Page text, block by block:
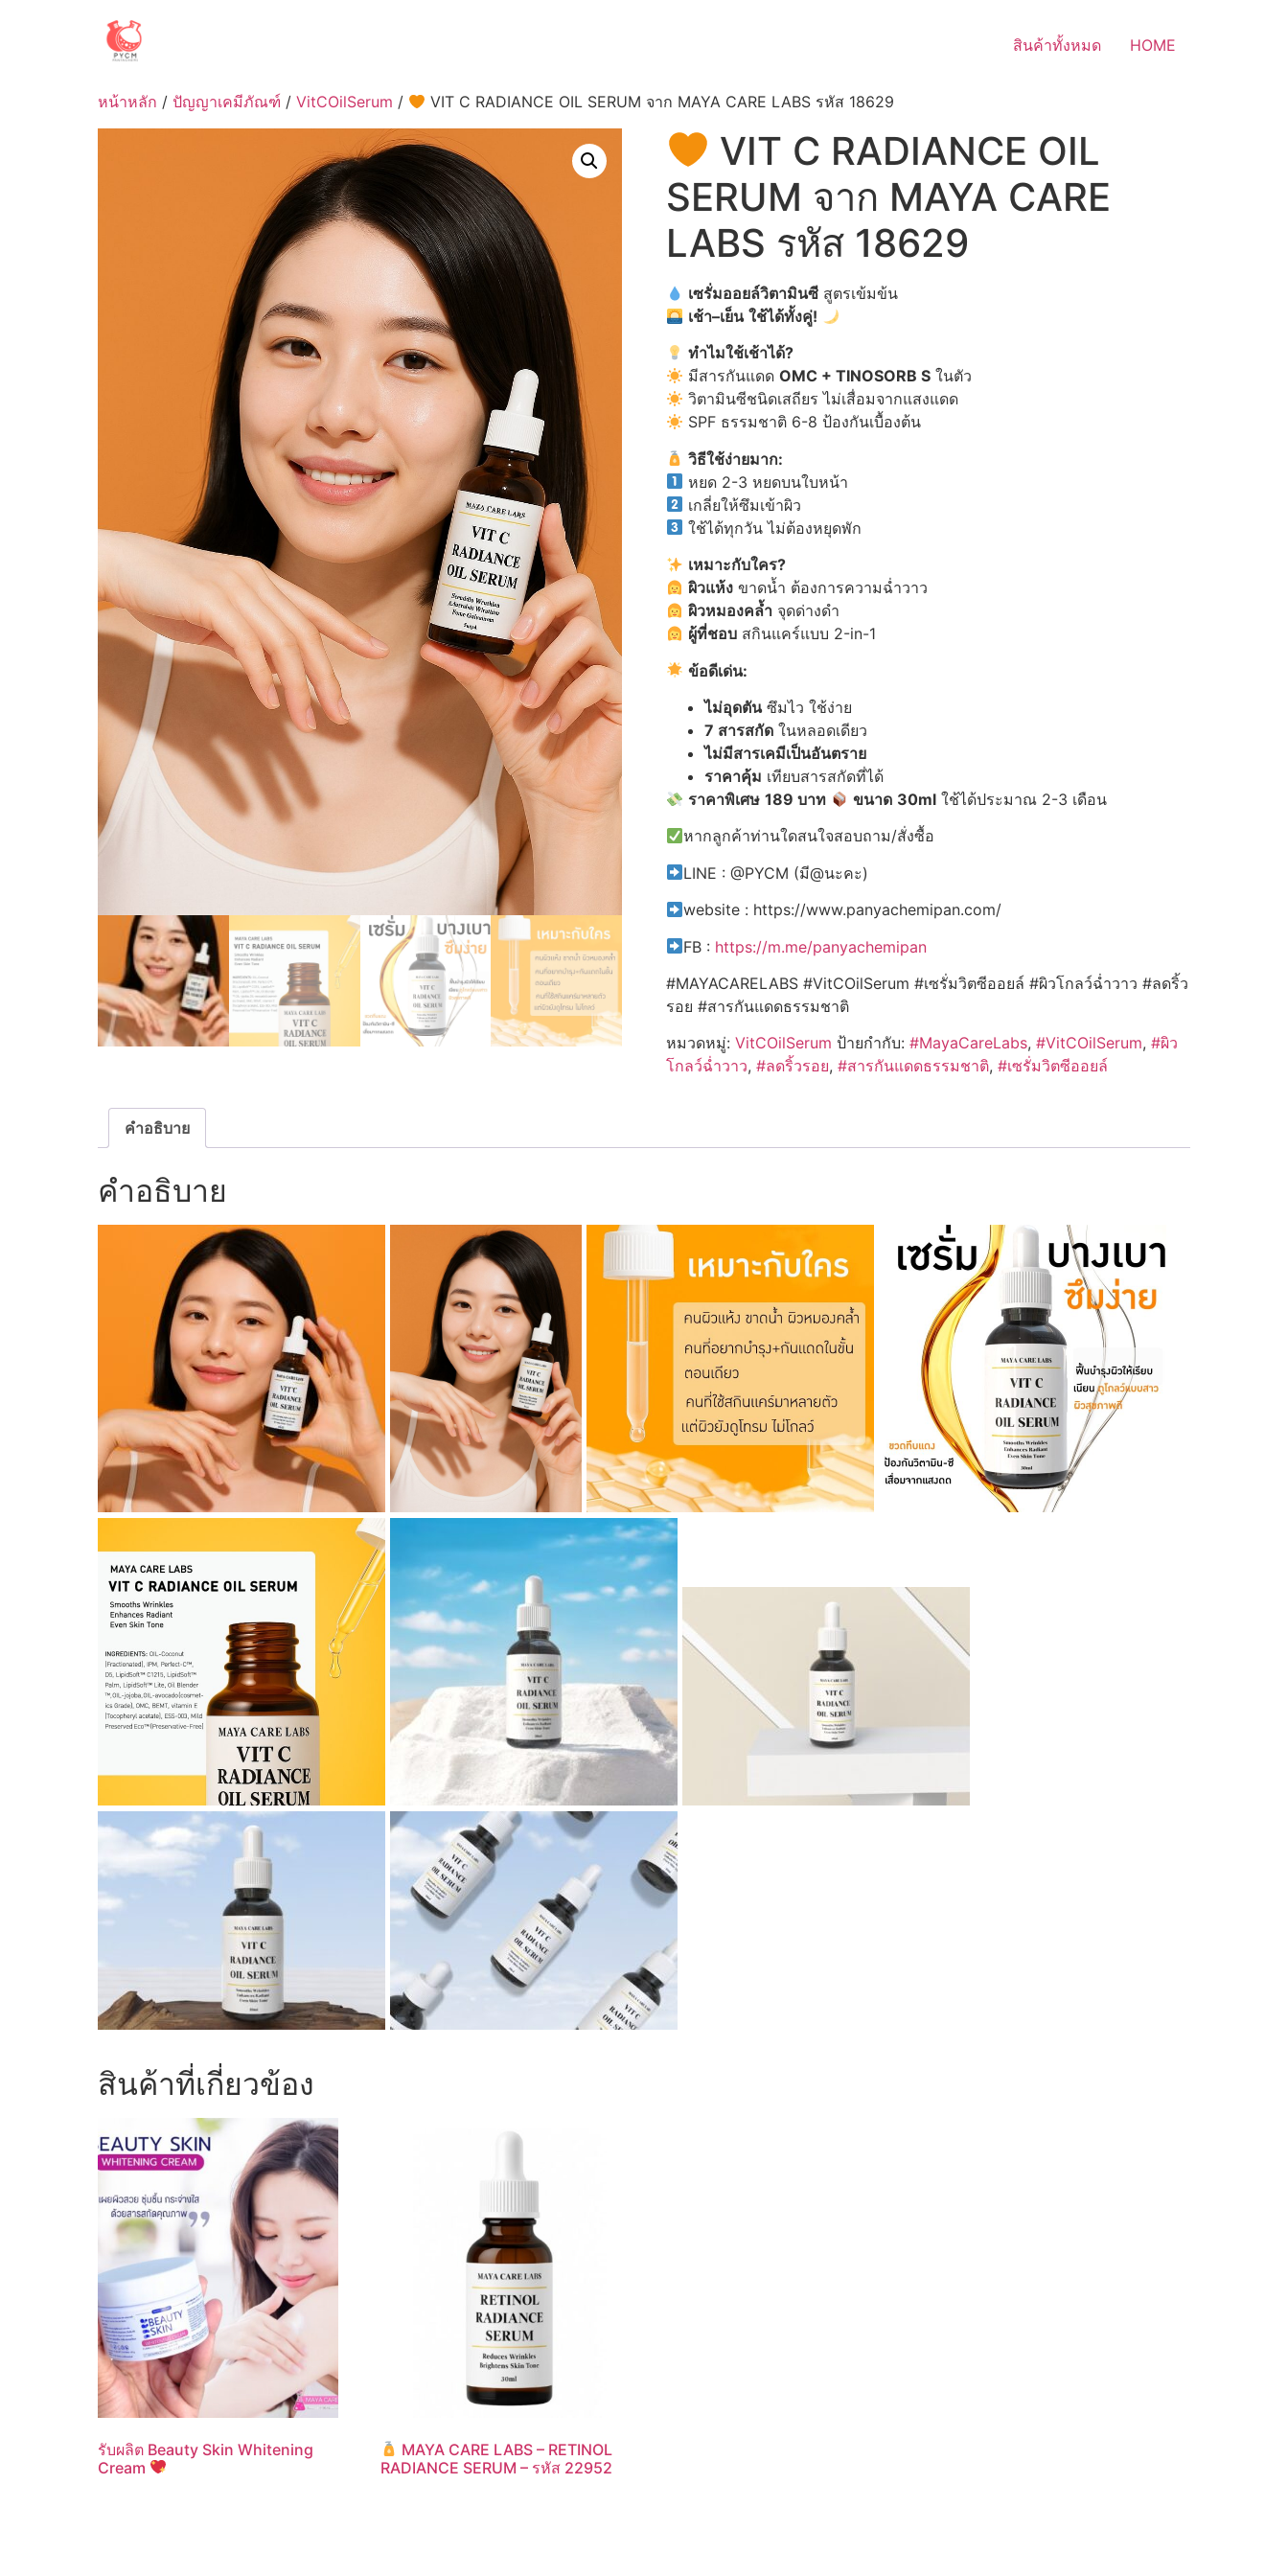
สินค้าทั้งหมด HOME
หน้าหลัก / ปัญญาเคมีภัณฑ์ / VitCOilSerum / VIT C RADIANCE OIL SERUM จาก MAYA CARE LABS รหัส 18629
VIT C RADIANCE OIL
SERUM จาก MAYA CARE
LABS รหัส 18629
เซรั่มออยล์วิตามินซี สูตรเข้มข้น
เช้า–เย็น ใช้ได้ทั้งคู่!
ทำไมใช้เช้าได้?
มีสารกันแดดOMC + TINOSORB S ในตัว
วิตามินซีชนิดเสถียร ไม่เสื่อมจากแสงแดด
SPF ธรรมชาติ 6-8 ป้องกันเบื้องต้น
วิธีใช้ง่ายมาก:
หยด 2-3 หยดบนใบหน้า
เกลี่ยให้ซึมเข้าผิว
ใช้ได้ทุกวัน ไม่ต้องหยุดพัก
เหมาะกับใคร?
ผิวแห้ง ขาดน้ำ ต้องการความฉ่ำวาว
ผิวหมองคล้ำ จุดด่างดำ
ผู้ที่ชอบ สกินแคร์แบบ 2-in-1
ข้อดีเด่น:
ไม่อุดตันซึมไว ใช้ง่าย
7 สารสกัดในหลอดเดียว
ไม่มีสารเคมีเป็นอันตราย
ราคาคุ้ม เทียบสารสกัดที่ได้
ราคาพิเศษ 189บาท ขนาด 30ml ใช้ได้ประมาณ 2-3 เดือน
หากลูกค้าท่านใดสนใจสอบถาม/สั่งซื้อ
LINE : @PYCM (มี@นะคะ)
website : https://www.panyachemipan.com/
FB : https://m.me/panyachemipan
#MAYACARELABS #VitCOilSerum #เซรั่มวิตซีออยล์ #ผิวโกลว์ฉ่ำวาว #ลดริ้ว
รอย #สารกันแดดธรรมชาติ
หมวดหมู่: VitCOilSerum ป้ายกำกับ: #MayaCareLabs, #VitCOilSerum, #ผิว
โกลว์ฉ่ำวาว, #ลดริ้วรอย, #สารกันแดดธรรมชาติ, #เซรั่มวิตซีออยล์
คำอธิบาย
คำอธิบาย
สินค้าที่เกี่ยวข้อง
รับผลิต Beauty Skin Whitening
Cream
MAYA CARE LABS – RETINOL
RADIANCE SERUM – รหัส 22952